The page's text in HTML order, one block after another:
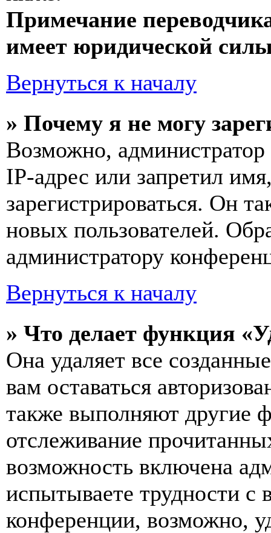
Примечание
имеет юридической
Вернуться к началу
» Почему я не могу
Возможно,
IP-адрес или запретил
зарегистрироваться. Он
новых пользователей.
администратору
Вернуться к началу
» Что делает функция
Она удаляет все
вам оставаться
также выполняют другие
отслеживание
возможность включена
испытываете трудности с
конференции, возможно,